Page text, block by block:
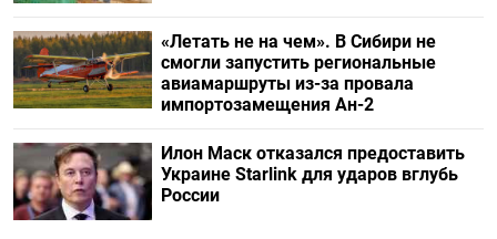
«Летать не на чем». В Сибири не
смогли запустить региональные
авиамаршруты из-за провала
импортозамещения Ан-2
Илон Маск отказался предоставить
Украине Starlink для ударов вглубь
России